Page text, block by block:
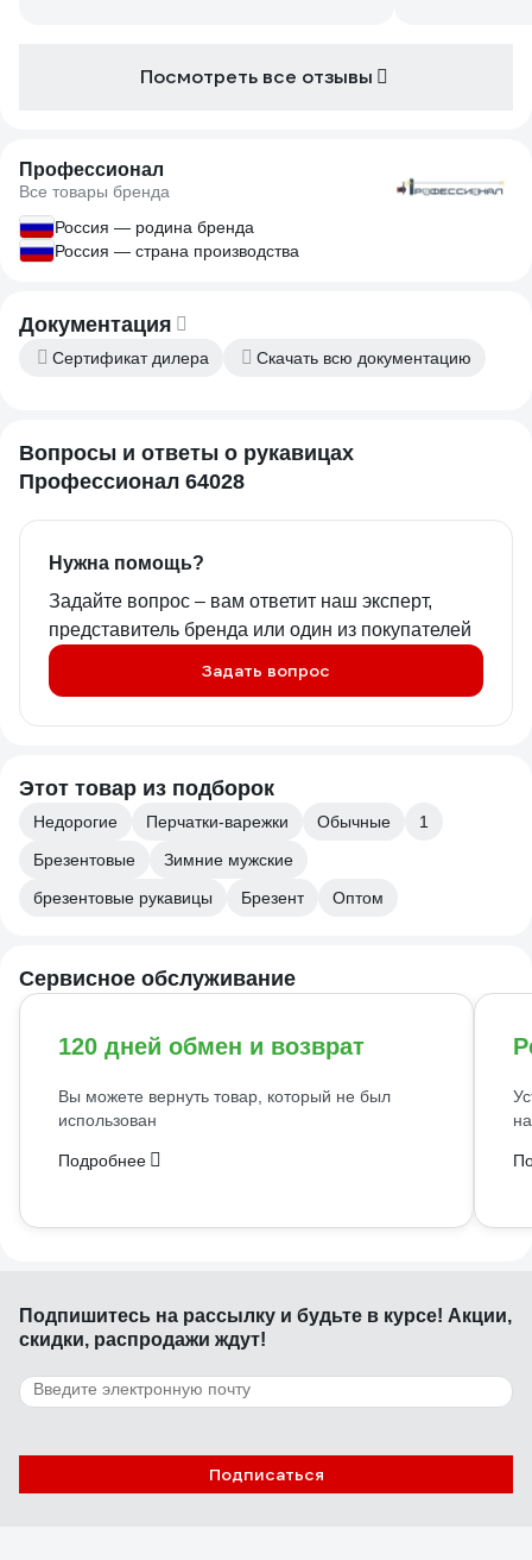
Посмотреть все отзывы
Профессионал
Все товары бренда
Россия — родина бренда
Россия — страна производства
Документация
Сертификат дилера Скачать всю документацию
Вопросы и ответы о рукавицах
Профессионал 64028
Нужна помощь?
Задайте вопрос – вам ответит наш эксперт,
представитель бренда или один из покупателей
Задать вопрос
Этот товар из подборок
Недорогие Перчатки-варежки Обычные
1
Брезентовые
Зимние мужские
брезентовые рукавицы
Брезент Оптом
Сервисное обслуживание
120 дней обмен и возврат
Вы можете вернуть товар, который не был
использован
Подробнее
Подпишитесь на рассылку и будьте в курсе! Акции,
скидки, распродажи ждут!
Подписаться